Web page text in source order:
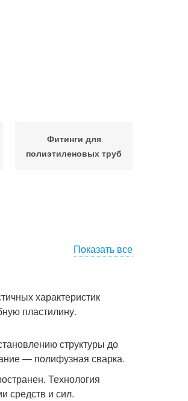
Фитинги для
полиэтиленовых труб
Показать все
характеристик
пластилину.
структуры до
— полифузная сварка.
Технология
средств и сил.